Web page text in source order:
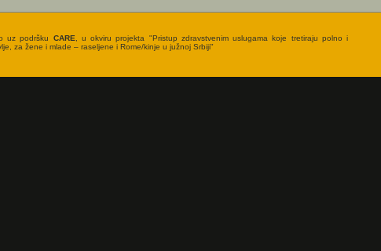
uz podršku CARE, u okviru projekta "Pristup zdravstvenim uslugama koje tretiraju polno i
za žene i mlade – raseljene i Rome/kinje u južnoj Srbiji"